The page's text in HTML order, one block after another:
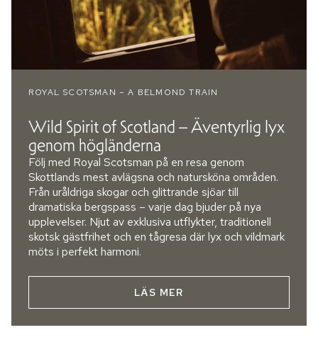
ROYAL SCOTSMAN – A BELMOND TRAIN
Wild Spirit of Scotland – Äventyrlig lyx
genom högländerna
Följ med Royal Scotsman på en resa genom
Skottlands mest avlägsna och natursköna områden.
Från uråldriga skogar och glittrande sjöar till
dramatiska bergspass – varje dag bjuder på nya
upplevelser. Njut av exklusiva utflykter, traditionell
skotsk gästfrihet och en tågresa där lyx och vildmark
möts i perfekt harmoni.
LÄS MER